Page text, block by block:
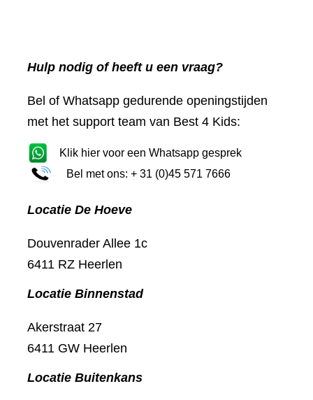
Hulp nodig of heeft u een vraag?
Bel of Whatsapp gedurende openingstijden
met het support team van Best 4 Kids:
Klik hier voor een Whatsapp gesprek
Bel met ons: + 31 (0)45 571 7666
Locatie De Hoeve
Douvenrader Allee 1c
6411 RZ Heerlen
Locatie Binnenstad
Akerstraat 27
6411 GW Heerlen
Locatie Buitenkans